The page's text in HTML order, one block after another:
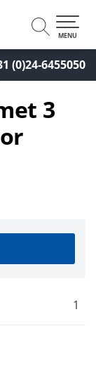
(0)24-6455050
MENU
3
1